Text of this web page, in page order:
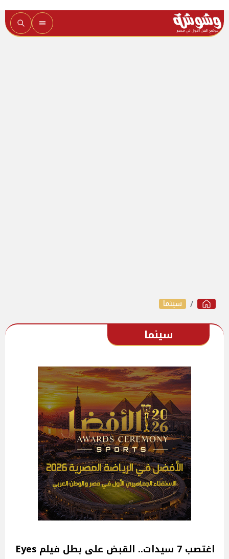
سينما
سينما
اغتصب 7 سيدات.. القبض على بطل فيلم Eyes